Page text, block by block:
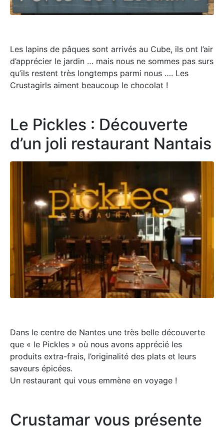
Les lapins de pâques sont arrivés au Cube, ils ont l’air
d’apprécier le jardin … mais nous ne sommes pas surs
qu’ils restent très longtemps parmi nous …. Les
Crustagirls aiment beaucoup le chocolat !
Le Pickles : Découverte
d’un joli restaurant Nantais
Dans le centre de Nantes une très belle découverte
que « le Pickles » où nous avons apprécié les
produits extra-frais, l’originalité des plats et leurs
saveurs épicées.
Un restaurant qui vous emmène en voyage !
Crustamar vous présente